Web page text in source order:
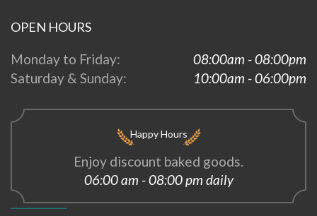
OPEN HOURS
Monday to Friday:
08:00am - 08:00pm
Saturday & Sunday:
10:00am - 06:00pm
Happy Hours
Enjoy discount baked goods.
06:00 am - 08:00 pm daily